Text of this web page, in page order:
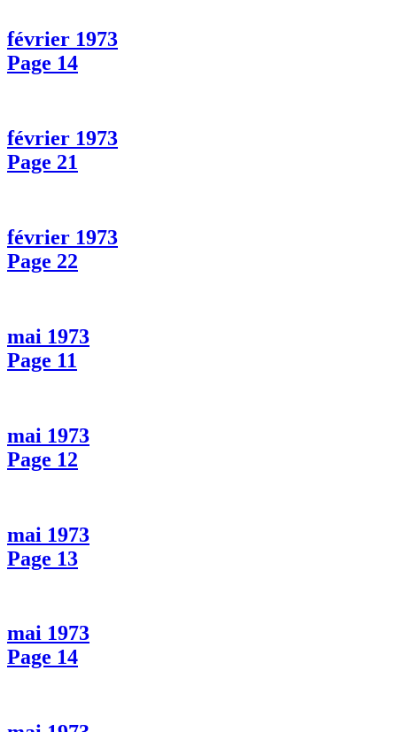
février 1973
Page 14
février 1973
Page 21
février 1973
Page 22
mai 1973
Page 11
mai 1973
Page 12
mai 1973
Page 13
mai 1973
Page 14